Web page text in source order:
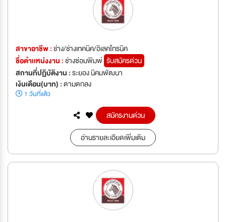
สาขาอาชีพ :ช่าง/ช่างเทคนิค/อิเลคโทรนิค
ชื่อตำเเหน่งงาน :ช่างซ่อมพิมพ์ รับสมัครด่วน
สถานที่ปฏิบัติงาน :ระยอง นิคมพัฒนา
เงินเดือน(บาท) :ตามตกลง
1 วันที่แล้ว
สมัครงานด่วน
อ่านรายละเอียดเพิ่มเติม